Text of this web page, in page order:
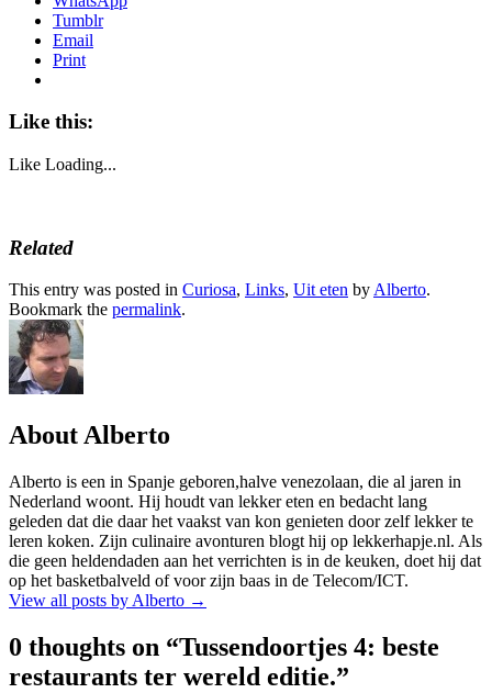
Tumblr
Email
Print
Like this:
Like Loading...
Related
This entry was posted in Curiosa, Links, Uit eten by Alberto.
Bookmark the permalink.
About Alberto
Alberto is een in Spanje geboren,halve venezolaan, die al jaren in
Nederland woont. Hij houdt van lekker eten en bedacht lang
geleden dat die daar het vaakst van kon genieten door zelf lekker te
leren koken. Zijn culinaire avonturen blogt hij op lekkerhapje.nl. Als
die geen heldendaden aan het verrichten is in de keuken, doet hij dat
op het basketbalveld of voor zijn baas in de Telecom/ICT.
View all posts by Alberto →
0 thoughts on “Tussendoortjes 4: beste
restaurants ter wereld editie.”